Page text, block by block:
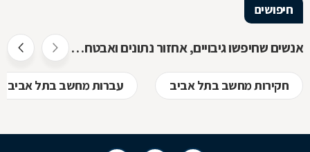
חיפושים
אנשים שחיפשו גיבויים, אחזור נתונים ואבטחת מידע חיפשו גם
חקירות מחשב בתל אביב עברות מחשב בתל אביב